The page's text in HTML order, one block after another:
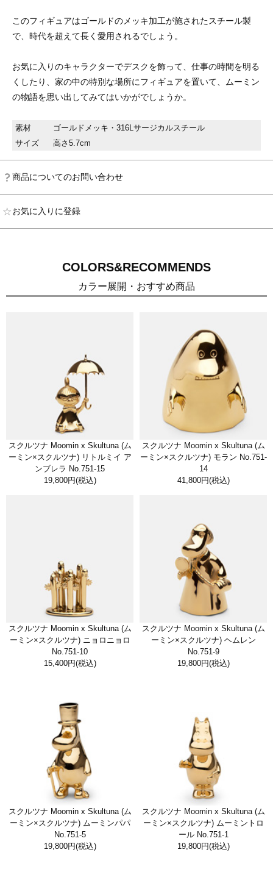
このフィギュアはゴールドのメッキ加工が施されたスチール製
で、時代を超えて長く愛用されるでしょう。
お気に入りのキャラクターでデスクを飾って、仕事の時間を明る
くしたり、家の中の特別な場所にフィギュアを置いて、ムーミン
の物語を思い出してみてはいかがでしょうか。
素材
ゴールドメッキ・316Lサージカルスチール
サイズ
高さ5.7cm
商品についてのお問い合わせ
お気に入りに登録
COLORS&RECOMMENDS
カラー展開・おすすめ商品
スクルツナ Moomin x Skultuna (ム
ーミン×スクルツナ) リトルミイ ア
ンブレラ No.751-15
19,800円(税込)
スクルツナ Moomin x Skultuna (ム
ーミン×スクルツナ) モラン No.751-
14
41,800円(税込)
スクルツナ Moomin x Skultuna (ム
ーミン×スクルツナ) ニョロニョロ
No.751-10
15,400円(税込)
スクルツナ Moomin x Skultuna (ム
ーミン×スクルツナ) ヘムレン
No.751-9
19,800円(税込)
スクルツナ Moomin x Skultuna (ム
ーミン×スクルツナ) ムーミンパパ
No.751-5
19,800円(税込)
スクルツナ Moomin x Skultuna (ム
ーミン×スクルツナ) ムーミントロ
ール No.751-1
19,800円(税込)